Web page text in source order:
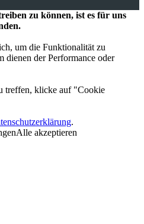
zu können, ist es für uns
um die Funktionalität zu
dienen der Performance oder
treffen, klicke auf "Cookie
.
Alle akzeptieren